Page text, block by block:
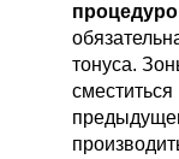
тонуса.